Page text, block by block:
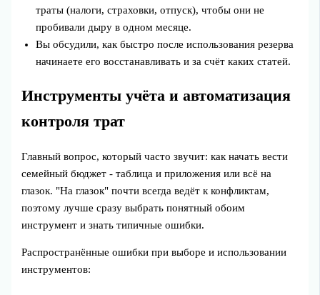
траты (налоги, страховки, отпуск), чтобы они не
пробивали дыру в одном месяце.
Вы обсудили, как быстро после использования резерва
начинаете его восстанавливать и за счёт каких статей.
Инструменты учёта и автоматизация
контроля трат
Главный вопрос, который часто звучит: как начать вести
семейный бюджет - таблица и приложения или всё на
глазок. "На глазок" почти всегда ведёт к конфликтам,
поэтому лучше сразу выбрать понятный обоим
инструмент и знать типичные ошибки.
Распространённые ошибки при выборе и использовании
инструментов: